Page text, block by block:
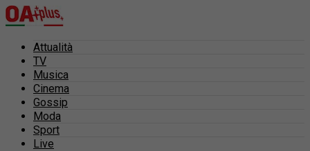
Attualità
TV
Musica
Cinema
Gossip
Moda
Sport
Live